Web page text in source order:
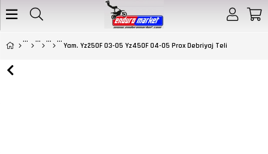
Yam. Yz250F 03-05 Yz450F 04-05 Prox Debriyaj Teli